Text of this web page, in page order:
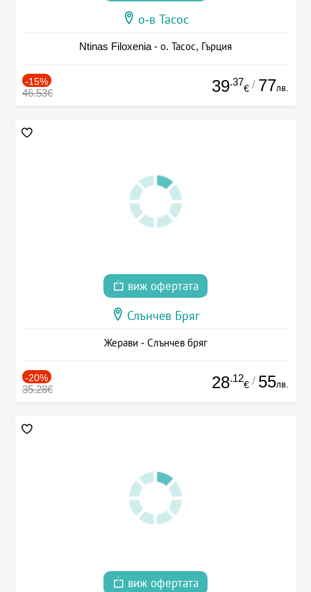
о-в Тасос
Ntinas Filoxenia - о. Тасос, Гърция
-15%
46.53€ 39.37
€ / 77лв.
виж офертата
Слънчев Бряг
Жерави - Слънчев бряг
-20%
35.28€ 28.12
€ / 55лв.
виж офертата